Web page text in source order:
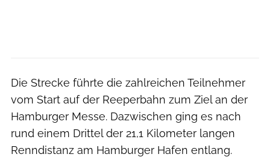
Die Strecke führte die zahlreichen Teilnehmer
vom Start auf der Reeperbahn zum Ziel an der
Hamburger Messe. Dazwischen ging es nach
rund einem Drittel der 21,1 Kilometer langen
Renndistanz am Hamburger Hafen entlang.